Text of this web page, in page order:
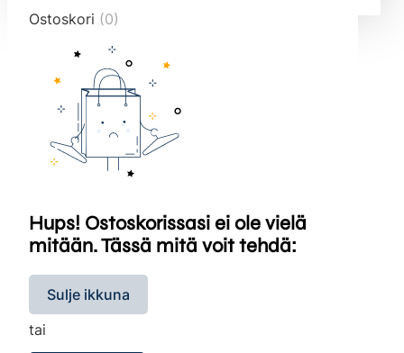
Ostoskori (0)
Hups! Ostoskorissasi ei ole vielä
mitään. Tässä mitä voit tehdä:
Sulje ikkuna
tai